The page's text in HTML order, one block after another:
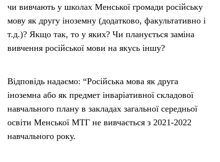
чи вивчають у школах Менської громади російську
мову як другу іноземну (додатково, факультативно і
т.д.)? Якщо так, то у яких? Чи планується заміна
вивчення російської мови на якусь іншу?
Відповідь надаємо: “Російська мова як друга
іноземна або як предмет інваріативної складової
навчального плану в закладах загальної середньої
освіти Менської МТГ не вивчається з 2021-2022
навчального року.